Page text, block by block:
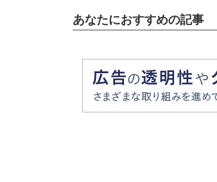
あなたにおすすめの記事